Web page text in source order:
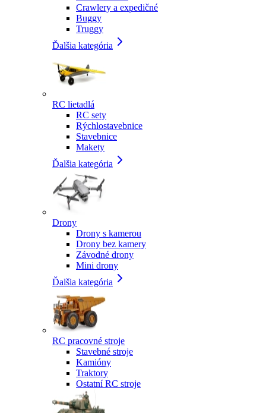
Crawlery a expedičné
Buggy
Truggy
Ďalšia kategória
RC lietadlá
RC sety
Rýchlostavebnice
Stavebnice
Makety
Ďalšia kategória
Drony
Drony s kamerou
Drony bez kamery
Závodné drony
Mini drony
Ďalšia kategória
RC pracovné stroje
Stavebné stroje
Kamióny
Traktory
Ostatní RC stroje